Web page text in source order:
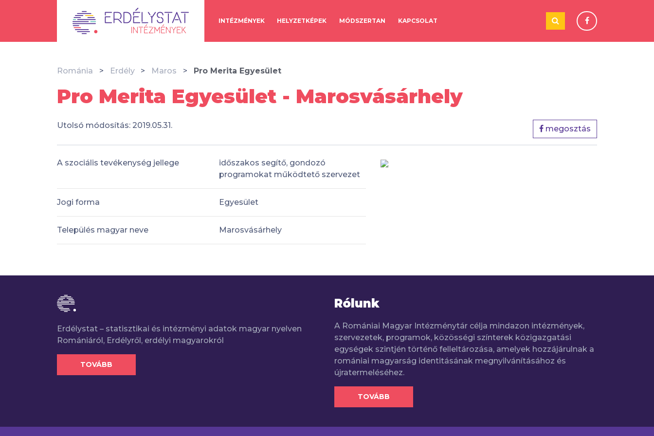
INTÉZMÉNYEK HELYZETKÉPEK MÓDSZERTAN KAPCSOLAT
Románia Erdély Maros Pro Merita Egyesület
Pro Merita Egyesület - Marosvásárhely
Utolsó módosítás: 2019.05.31. megosztás
A szociális tevékenység jellege
időszakos segítő, gondozó
programokat működtető szervezet
Jogi forma Egyesület
Település magyar neve Marosvásárhely
Erdélystat – statisztikai és intézményi adatok magyar nyelven
Romániáról, Erdélyről, erdélyi magyarokról
TOVÁBB
Rólunk
A Romániai Magyar Intézménytár célja mindazon intézmények,
szervezetek, programok, közösségi színterek közigazgatási
egységek szintjén történő felleltározása, amelyek hozzájárulnak a
romániai magyarság identitásának megnyilvánításához és
újratermeléséhez.
TOVÁBB